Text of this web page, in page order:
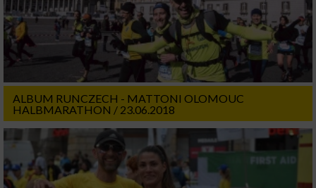
ALBUM RUNCZECH - MATTONI OLOMOUC
HALBMARATHON / 23.06.2018